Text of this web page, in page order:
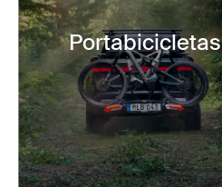
Portabicicletas